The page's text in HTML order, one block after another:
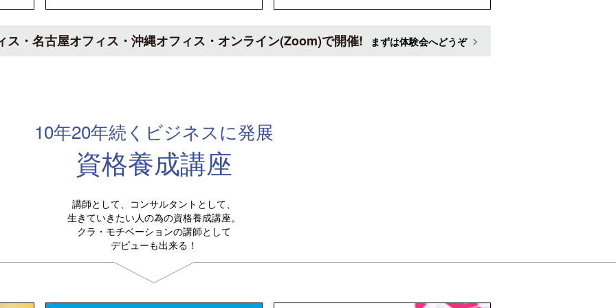
ス・名古屋オフィス・沖縄オフィス・オンライン(Zoom)で開催! まずは体験会へどうぞ
10年20年続くビジネスに発展
資格養成講座
講師として、コンサルタントとして、
生きていきたい人の為の資格養成講座。
クラ・モチベーションの講師として
デビューも出来る！